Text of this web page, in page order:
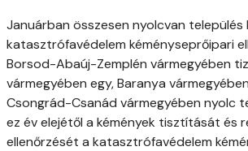
Januárban összesen nyolcvan település
katasztrófavédelem kéményseprőipari
Borsod-Abaúj-Zemplén vármegyében
vármegyében egy, Baranya
Csongrád-Csanád vármegyében nyolc
ez év elejétől a kémények tisztítását és
ellenőrzését a katasztrófavédelem